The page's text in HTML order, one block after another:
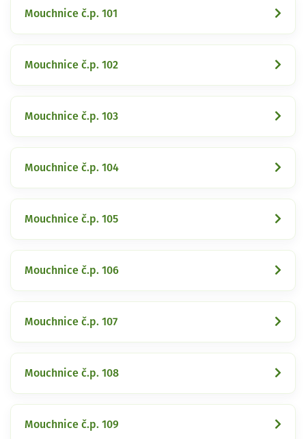
Mouchnice č.p. 101
Mouchnice č.p. 102
Mouchnice č.p. 103
Mouchnice č.p. 104
Mouchnice č.p. 105
Mouchnice č.p. 106
Mouchnice č.p. 107
Mouchnice č.p. 108
Mouchnice č.p. 109